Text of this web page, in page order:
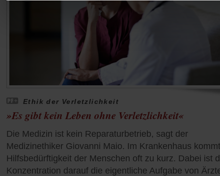
Ethik der Verletzlichkeit
»Es gibt kein Leben ohne Verletzlichkeit«
Die Medizin ist kein Reparaturbetrieb, sagt der
Medizinethiker Giovanni Maio. Im Krankenhaus
Hilfsbedürftigkeit der Menschen oft zu kurz. Dabei ist
Konzentration darauf die eigentliche Aufgabe von